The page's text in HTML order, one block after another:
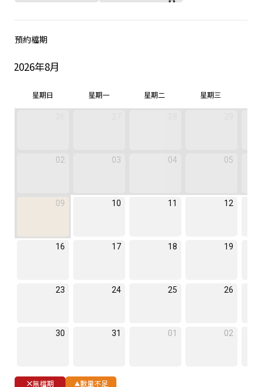
預約檔期
2026年8月
星期日 星期一 星期二 星期三
02 03 04 05
09 10 11 12
16 17 18 19
23 24 25 26
30 31 01 02
無檔期 數量不足